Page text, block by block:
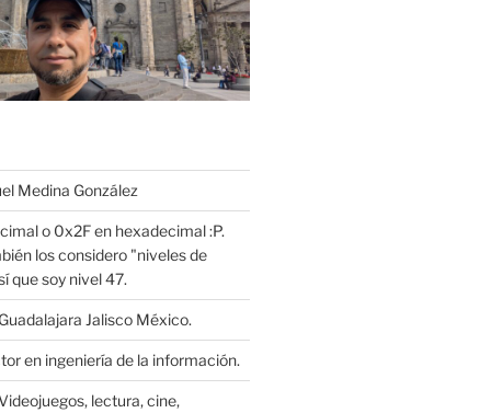
Medina González
o 0x2F en hexadecimal :P.
los considero "niveles de
que soy nivel 47.
Jalisco México.
en ingeniería de la información.
lectura, cine,